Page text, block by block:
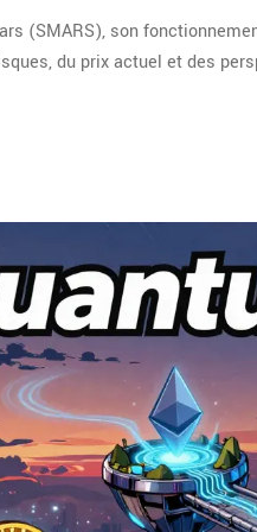
(SMARS), son
du prix actuel et des